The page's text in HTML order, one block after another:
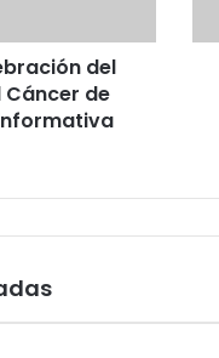
del
Cáncer de